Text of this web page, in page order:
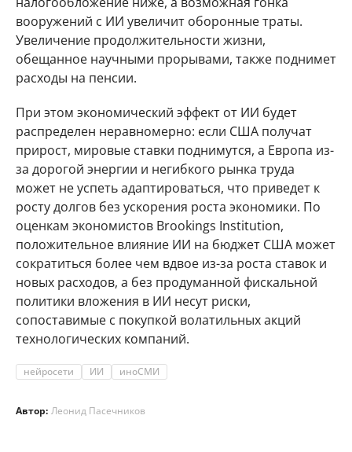
вооружений с ИИ увеличит оборонные траты.
Увеличение продолжительности жизни,
обещанное научными прорывами, также поднимет
расходы на пенсии.
При этом экономический эффект от ИИ будет
распределен неравномерно: если США получат
прирост, мировые ставки поднимутся, а Европа из-
за дорогой энергии и негибкого рынка труда
может не успеть адаптироваться, что приведет к
росту долгов без ускорения роста экономики. По
оценкам экономистов Brookings Institution,
положительное влияние ИИ на бюджет США может
сократиться более чем вдвое из-за роста ставок и
новых расходов, а без продуманной фискальной
политики вложения в ИИ несут риски,
сопоставимые с покупкой волатильных акций
технологических компаний.
нейросети ИИ иноСМИ
Автор: Леонид Пасечников